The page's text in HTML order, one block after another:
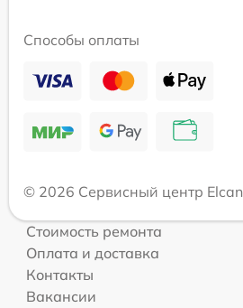
Способы оплаты
© 2026 Сервисный центр Elcan
Стоимость ремонта
Оплата и доставка
Контакты
Вакансии